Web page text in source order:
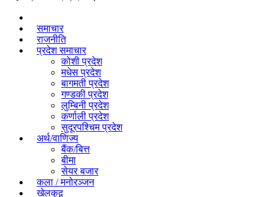
समाचार
राजनीति
प्रदेश समाचार
कोशी प्रदेश
मधेस प्रदेश
बागमती प्रदेश
गण्डकी प्रदेश
लुम्बिनी प्रदेश
कर्णाली प्रदेश
सुदूरपश्चिम प्रदेश
अर्थ/वाणिज्य
बैंक/बित्त
बीमा
सेयर बजार
कला / मनोरञ्जन
खेलकुद़़